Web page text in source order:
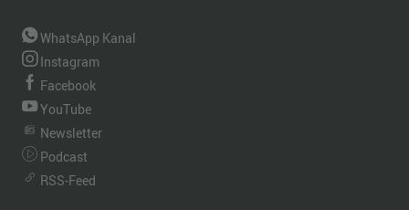
WhatsApp Kanal
Instagram
Facebook
YouTube
Newsletter
Podcast
RSS-Feed